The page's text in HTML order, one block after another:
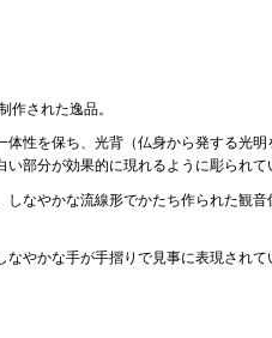
作された逸品。
体性を保ち、光背（仏身から発する光明
い部分が効果的に現れるように彫られて
しなやかな流線形でかたち作られた観
なやかな手が手摺りで見事に表現されて